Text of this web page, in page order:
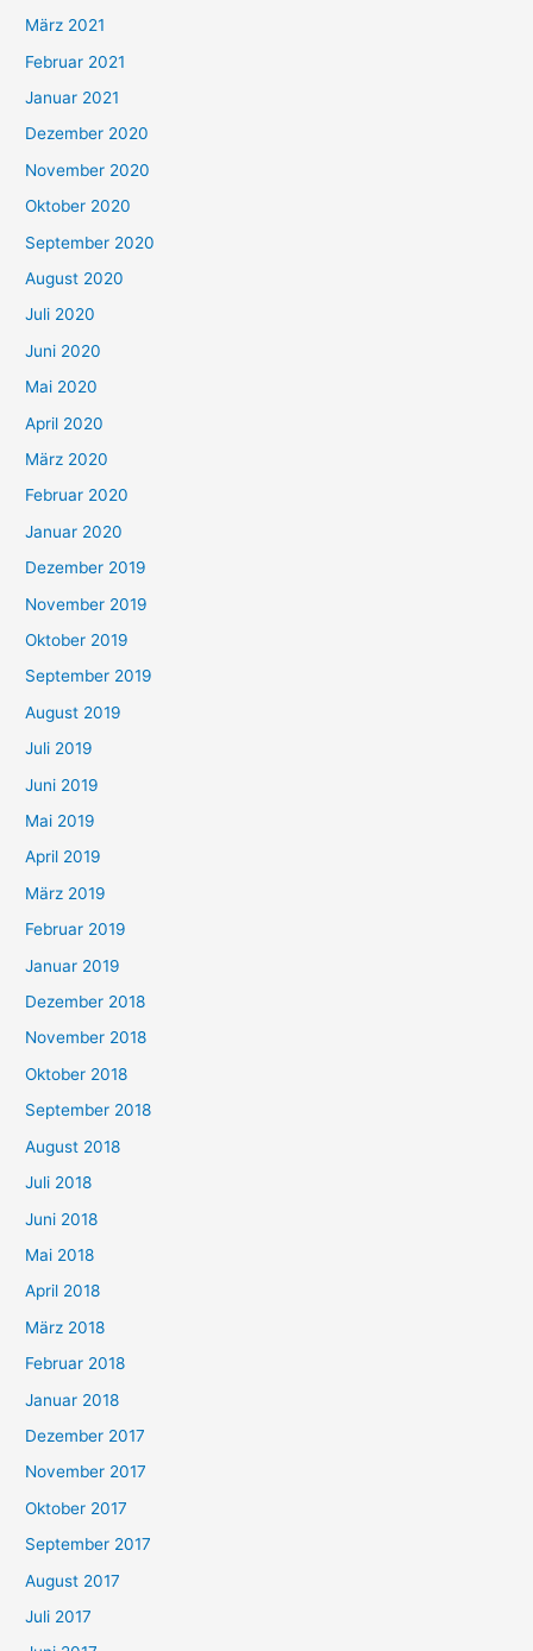
März 2021
Februar 2021
Januar 2021
Dezember 2020
November 2020
Oktober 2020
September 2020
August 2020
Juli 2020
Juni 2020
Mai 2020
April 2020
März 2020
Februar 2020
Januar 2020
Dezember 2019
November 2019
Oktober 2019
September 2019
August 2019
Juli 2019
Juni 2019
Mai 2019
April 2019
März 2019
Februar 2019
Januar 2019
Dezember 2018
November 2018
Oktober 2018
September 2018
August 2018
Juli 2018
Juni 2018
Mai 2018
April 2018
März 2018
Februar 2018
Januar 2018
Dezember 2017
November 2017
Oktober 2017
September 2017
August 2017
Juli 2017